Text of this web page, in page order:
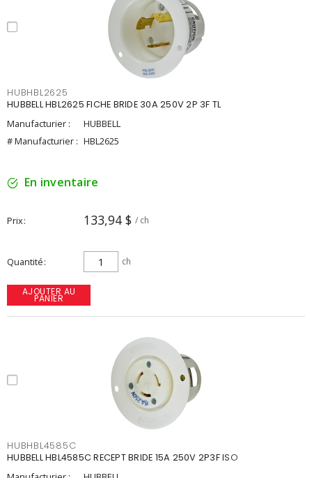
HUBHBL2625
HUBBELL HBL2625 FICHE BRIDE 30A 250V 2P 3F TL
Manufacturier :
HUBBELL
# Manufacturier : HBL2625
En inventaire
Prix 133,94 $ / ch
Quantité ch
AJOUTER AU
PANIER
HUBHBL4585C
HUBBELL HBL4585C RECEPT BRIDE 15A 250V 2P3F ISO